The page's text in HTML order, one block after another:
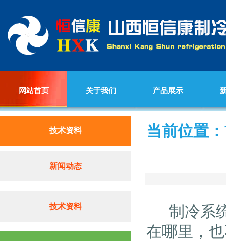
网站首页 关于我们 产品展示
技术资料
新闻动态
技术资料
当前位置
制冷系统
在哪里，